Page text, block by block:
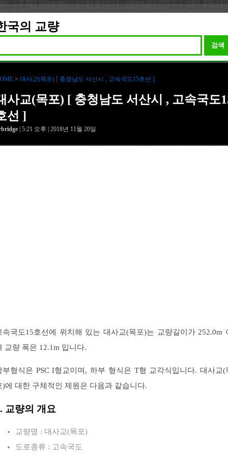
국의 교량
검색
> 대사교(목포) [ 충청남도 서산시 , 고속국도15호선 ]
사교(목포) [ 충청남도 서산시 , 고속국도
선 ]
| 5:21 오후 | 2018년 11월 20일
속국도15호선에 위치해 있는 대사교(목포)는 교량길이가 252.0m
교량 폭은 12.1m 입니다.
부형식은 PSC I형교이며, 하부 형식은 T형 교각식입니다. 대사교(
)에 대한 구체적인 제원은 다음과 같습니다.
교량의 개요
교량명 : 대사교(목포)
도로종류 : 고속국도